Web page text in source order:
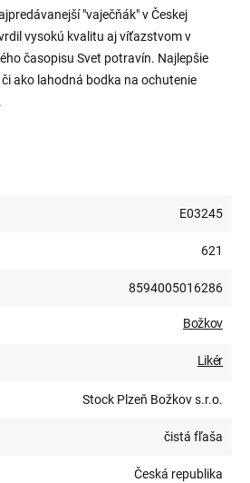
E03245
621
8594005016286
Božkov
Likér
Stock Plzeň Božkov s.r.o.
čistá fľaša
Česká republika
"vaječňák" v Českej
vysokú kvalitu aj víťazstvom v
časopisu Svet potravín. Najlepšie
ako lahodná bodka na ochutenie